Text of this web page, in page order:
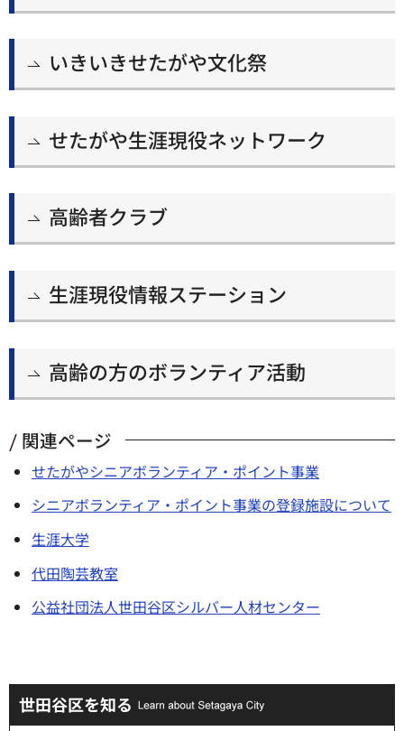
いきいきせたがや文化祭
せたがや生涯現役ネットワーク
高齢者クラブ
生涯現役情報ステーション
高齢の方のボランティア活動
関連ページ
せたがやシニアボランティア・ポイント事業
シニアボランティア・ポイント事業の登録施設について
生涯大学
代田陶芸教室
公益社団法人世田谷区シルバー人材センター
世田谷区を知る